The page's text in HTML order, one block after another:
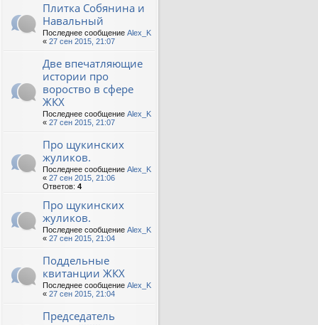
Плитка Собянина и
Навальный
Последнее сообщение Alex_K
« 27 сен 2015, 21:07
Две впечатляющие
истории про
вороство в сфере
ЖКХ
Последнее сообщение Alex_K
« 27 сен 2015, 21:07
Про щукинских
жуликов.
Последнее сообщение Alex_K
« 27 сен 2015, 21:06
Ответов: 4
Про щукинских
жуликов.
Последнее сообщение Alex_K
« 27 сен 2015, 21:04
Поддельные
квитанции ЖКХ
Последнее сообщение Alex_K
« 27 сен 2015, 21:04
Председатель